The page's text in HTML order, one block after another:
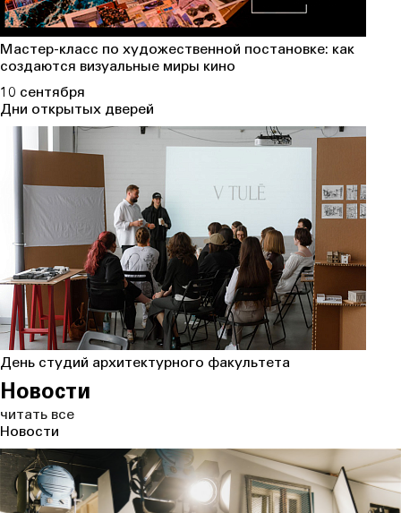
Мастер-класс по художественной постановке: как
создаются визуальные миры кино
10 сентября
Дни открытых дверей
День студий архитектурного факультета
Новости
читать все
Новости